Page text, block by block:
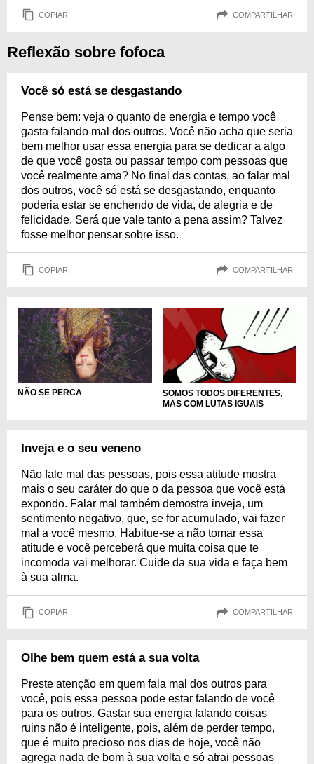
COPIAR COMPARTILHAR
Reflexão sobre fofoca
Você só está se desgastando
Pense bem: veja o quanto de energia e tempo você
gasta falando mal dos outros. Você não acha que seria
bem melhor usar essa energia para se dedicar a algo
de que você gosta ou passar tempo com pessoas que
você realmente ama? No final das contas, ao falar mal
dos outros, você só está se desgastando, enquanto
poderia estar se enchendo de vida, de alegria e de
felicidade. Será que vale tanto a pena assim? Talvez
fosse melhor pensar sobre isso.
COPIAR COMPARTILHAR
NÃO SE PERCA
SOMOS TODOS DIFERENTES,
MAS COM LUTAS IGUAIS
Inveja e o seu veneno
Não fale mal das pessoas, pois essa atitude mostra
mais o seu caráter do que o da pessoa que você está
expondo. Falar mal também demostra inveja, um
sentimento negativo, que, se for acumulado, vai fazer
mal a você mesmo. Habitue-se a não tomar essa
atitude e você perceberá que muita coisa que te
incomoda vai melhorar. Cuide da sua vida e faça bem
à sua alma.
COPIAR COMPARTILHAR
Olhe bem quem está a sua volta
Preste atenção em quem fala mal dos outros para
você, pois essa pessoa pode estar falando de você
para os outros. Gastar sua energia falando coisas
ruins não é inteligente, pois, além de perder tempo,
que é muito precioso nos dias de hoje, você não
agrega nada de bom à sua volta e só atrai pessoas